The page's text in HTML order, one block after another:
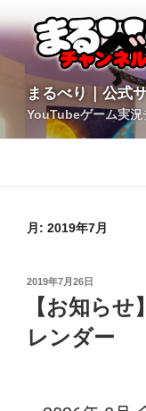
ン
テ
へ
ス
まるべり
YouTubeゲーム実況
月: 2019年7月
投
2019年7月26日
【お知ら
レンダー